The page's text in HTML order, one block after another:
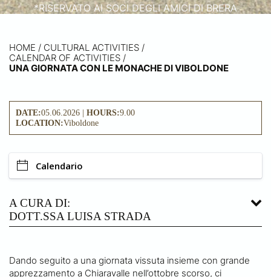
*RISERVATO AI SOCI DEGLI AMICI DI BRERA
HOME / CULTURAL ACTIVITIES /
CALENDAR OF ACTIVITIES /
UNA GIORNATA CON LE MONACHE DI VIBOLDONE
DATE:05.06.2026 | HOURS:9.00
LOCATION:Viboldone
Calendario
A CURA DI:
DOTT.SSA LUISA STRADA
Dando seguito a una giornata vissuta insieme con grande
apprezzamento a Chiaravalle nell’ottobre scorso, ci